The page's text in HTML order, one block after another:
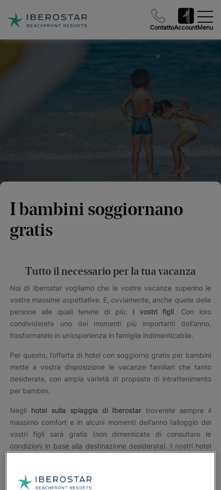
ContattoAccountMenu
I bambini soggiornano
gratis
Tutto il necessario per la tua vacanza
Noi di Iberostar vogliamo che le vostre vacanze superino le
vostre massime aspettative. E, ovviamente, anche quelle delle
persone alle quali tenete di più: i vostri figli. Con loro
condividerete uno dei momenti più importanti dell’anno,
trasformatelo in un’esperienza in famiglia indimenticabile.
Per questo, l’offerta di hotel con soggiorno gratis per bambini
mette a vostra disposizione le vacanze familiari che tanto
desiderate, con ampia varietà di proposte di intrattenimento
per bambini.
Negli hotel sulla spiaggia di Iberostartroverete sempre il
massimo comfort e in alcuni momenti dell’anno l’alloggio dei
vostri figli sarà gratis (non dimenticate di consultare le
condizioni in base alla destinazione desiderata). I nostri hotel
giornate di riposo in famiglia.